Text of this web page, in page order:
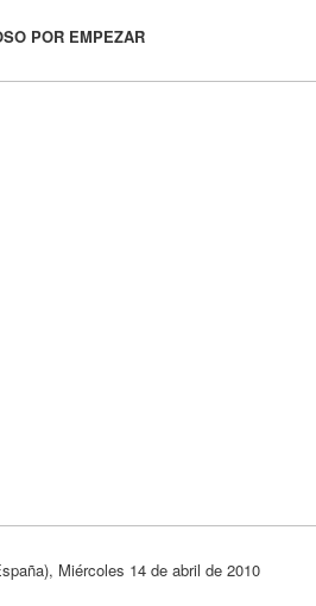
POR EMPEZAR
Miércoles 14 de abril de 2010